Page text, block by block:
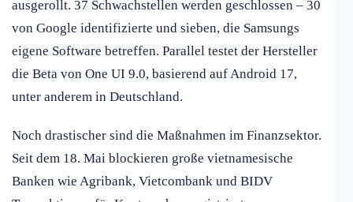
ausgerollt. 37 Schwachstellen werden geschlossen – 30
von Google identifizierte und sieben, die Samsungs
eigene Software betreffen. Parallel testet der Hersteller
die Beta von One UI 9.0, basierend auf Android 17,
unter anderem in Deutschland.
Noch drastischer sind die Maßnahmen im Finanzsektor.
Seit dem 18. Mai blockieren große vietnamesische
Banken wie Agribank, Vietcombank und BIDV